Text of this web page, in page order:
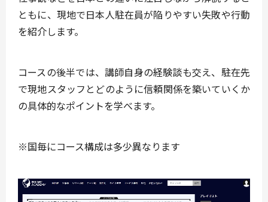
ともに、現地で日本人駐在員が陥りやすい失敗や行動
を紹介します。
コースの後半では、 講師自身の経験談も交え、駐在先
で現地スタッフとどのように信頼関係を築いていくか
の具体的なポイントを学べます。
※国毎にコース構成は多少異なります